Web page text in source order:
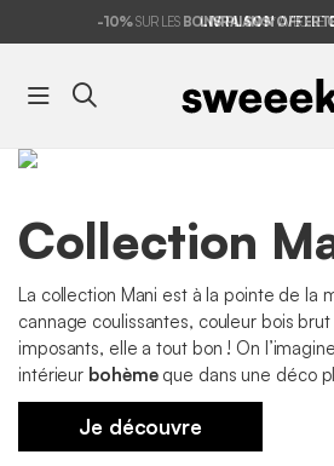
-10%SUR LES BONS PLANS*AVEC LE
LIVRAISON
Collection
La collection Mani est à la pointe de la
cannage coulissantes, couleur bois
imposants, elle a tout bon ! On
intérieur bohèmeque dans une déco
Je découvre